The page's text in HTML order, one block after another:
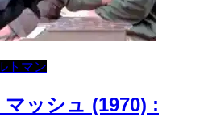
トマン
ッシュ (1970) :